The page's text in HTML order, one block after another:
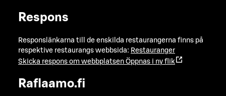
Respons
Responslänkarna till de enskilda restaurangerna finns på
respektive restaurangs webbsida: Restauranger
Skicka respons om webbplatsen Öppnas i ny flik
Raflaamo.fi